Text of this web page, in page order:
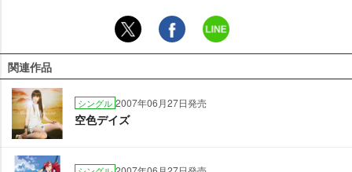
関連作品
シングル 2007年06月27日発売
空色デイズ